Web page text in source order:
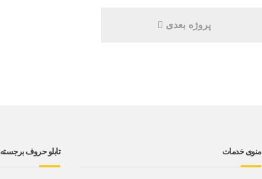
پروژه بعدی
منوی خدمات تابلو حروف برجسته